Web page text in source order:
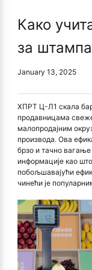
Како
за
January 13, 2025
ХПРТ Ц-Л1 скала
продавницама
малопродајним
производа. Ова
брзо и тачно
информације као
побољшавајући
чинећи је